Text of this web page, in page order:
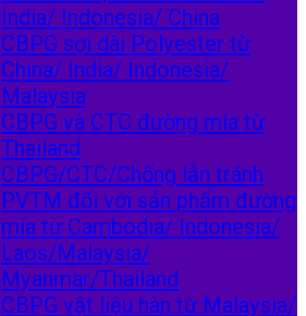
India/ Indonesia/ China
CBPG sợi dài Polyester từ
China/ India/ Indonesia/
Malaysia
CBPG và CTC đường mía từ
Thailand
CBPG/CTC/Chống lẫn tránh
PVTM đối với sản phẩm đường
mía từ Cambodia/ Indonesia/
Laos/Malaysia/
Myanmar/Thailand
CBPG vật liệu hàn từ Malaysia/